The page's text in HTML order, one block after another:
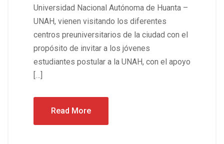
Universidad Nacional Autónoma de Huanta –
UNAH, vienen visitando los diferentes
centros preuniversitarios de la ciudad con el
propósito de invitar a los jóvenes
estudiantes postular a la UNAH, con el apoyo
[…]
Read More